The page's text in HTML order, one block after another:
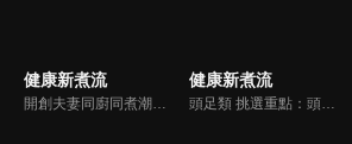
健康新煮流
開創夫妻同廚同煮潮流的KC夫婦，繼《健康醫食代》後，走出攝影棚，帶大家全台走透透，發掘上帝賞賜的美味食材，內容融合新加坡南洋風和客家純樸味，加上台灣獨特的閩南風情，互相激盪交織出的火花，打造出獨一無二的美食節目。
健康新煮流
頭足類 挑選重點：頭足類利用清洗時去除內臟可以降低膽固醇的攝取。挑選雙眼清澈明亮，眼球稍微凸出，肉質結實有彈性為佳。身體具透明感，觸腕或是吸盤一碰到活體就會吸附住便是新鮮的。